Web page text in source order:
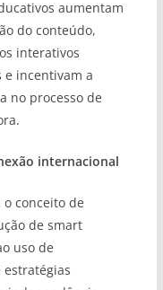
aumentam
do conteúdo,
interativos
e incentivam a
no processo de
internacional
conceito de
de smart
uso de
estratégias